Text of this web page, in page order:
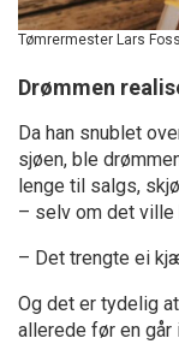
Tømrermester Lars
Drømmen
Da han snublet
sjøen, ble
lenge til salgs,
– selv om det ville
– Det trengte ei
Og det er tydelig
allerede før en går